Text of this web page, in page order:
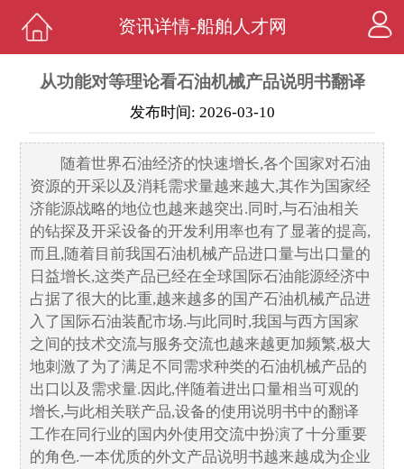
资讯详情-船舶人才网
从功能对等理论看石油机械产品说明书翻译
发布时间: 2026-03-10
随着世界石油经济的快速增长,各个国家对石油
资源的开采以及消耗需求量越来越大,其作为国家经
济能源战略的地位也越来越突出.同时,与石油相关
的钻探及开采设备的开发利用率也有了显著的提高,
而且,随着目前我国石油机械产品进口量与出口量的
日益增长,这类产品已经在全球国际石油能源经济中
占据了很大的比重,越来越多的国产石油机械产品进
入了国际石油装配市场.与此同时,我国与西方国家
之间的技术交流与服务交流也越来越更加频繁,极大
地刺激了为了满足不同需求种类的石油机械产品的
出口以及需求量.因此,伴随着进出口量相当可观的
增长,与此相关联产品,设备的使用说明书中的翻译
工作在同行业的国内外使用交流中扮演了十分重要
的角色.一本优质的外文产品说明书越来越成为企业